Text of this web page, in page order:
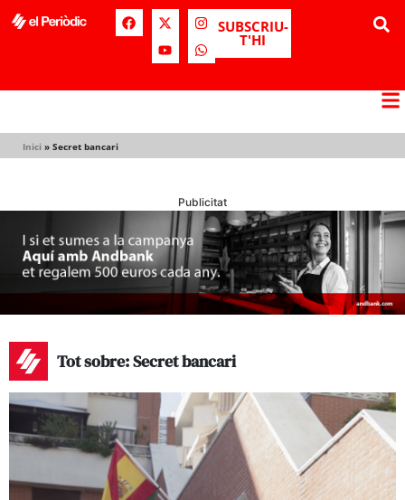
SUBSCRIU-
T'HI
Inici » Secret bancari
Publicitat
Tot sobre: Secret bancari